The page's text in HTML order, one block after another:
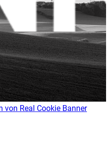
Real Cookie Banner